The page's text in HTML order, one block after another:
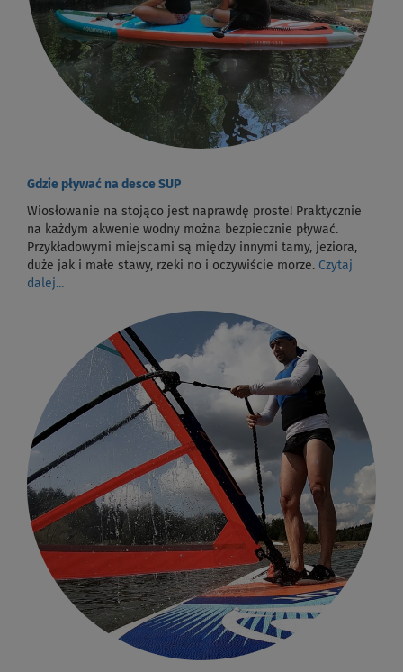
Gdzie pływać na desce SUP
Wiosłowanie na stojąco jest naprawdę proste! Praktycznie
na każdym akwenie wodny można bezpiecznie pływać.
Przykładowymi miejscami są między innymi tamy, jeziora,
duże jak i małe stawy, rzeki no i oczywiście morze. Czytaj
dalej...